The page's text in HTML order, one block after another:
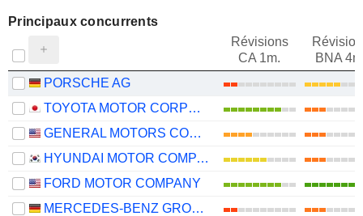
Principaux concurrents
Révisions
CA 1m.
BNA
PORSCHE AG
TOYOTA MOTOR CORPORATION
GENERAL MOTORS COMPANY
HYUNDAI MOTOR COMPANY
FORD MOTOR COMPANY
MERCEDES-BENZ GROUP AG